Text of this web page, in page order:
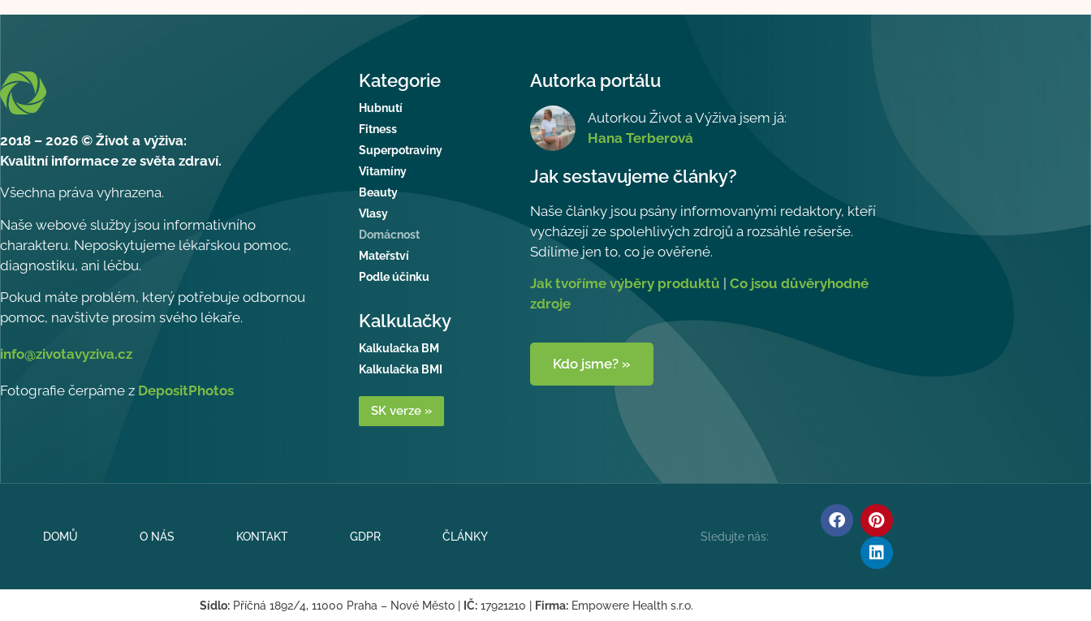
2018 – 2026 © Život a výživa:
Kvalitní informace ze světa zdraví.
Všechna práva vyhrazena.
Naše webové služby jsou informativního
charakteru. Neposkytujeme lékařskou pomoc,
diagnostiku, ani léčbu.
Pokud máte problém, který potřebuje odbornou
pomoc, navštivte prosím svého lékaře.
info@zivotavyziva.cz
Fotografie čerpáme z DepositPhotos
Kategorie
Hubnutí
Fitness
Superpotraviny
Vitamíny
Beauty
Vlasy
Domácnost
Mateřství
Podle účinku
Kalkulačky
Kalkulačka BM
Kalkulačka BMI
SK verze »
Autorka portálu
Autorkou Život a Výživa jsem já:
Hana Terberová
Jak sestavujeme články?
Naše články jsou psány informovanými redaktory, kteří
vycházejí ze spolehlivých zdrojů a rozsáhlé rešerše.
Sdílíme jen to, co je ověřené.
Jak tvoříme výběry produktů |Co jsou důvěryhodné
zdroje
Kdo jsme? »
DOMŮ O NÁS KONTAKT GDPR ČLÁNKY Sledujte nás:
Sídlo: Příčná 1892/4, 11000 Praha – Nové Město | IČ: 17921210 | Firma: Empowere Health s.r.o.